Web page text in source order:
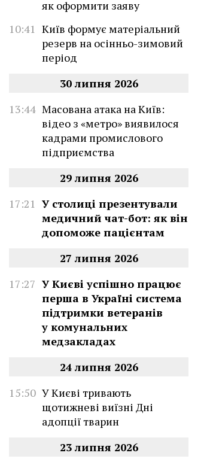
як оформити заяву
10:41 Київ формує матеріальний
резерв на осінньо-зимовий
період
30 липня 2026
13:44 Масована атака на Київ:
відео з «метро» виявилося
кадрами промислового
підприємства
29 липня 2026
17:21 У столиці презентували
медичний чат-бот: як він
допоможе пацієнтам
27 липня 2026
17:27 У Києві успішно працює
перша в Україні система
підтримки ветеранів
у комунальних
медзакладах
24 липня 2026
15:50 У Києві тривають
щотижневі виїзні Дні
адопції тварин
23 липня 2026